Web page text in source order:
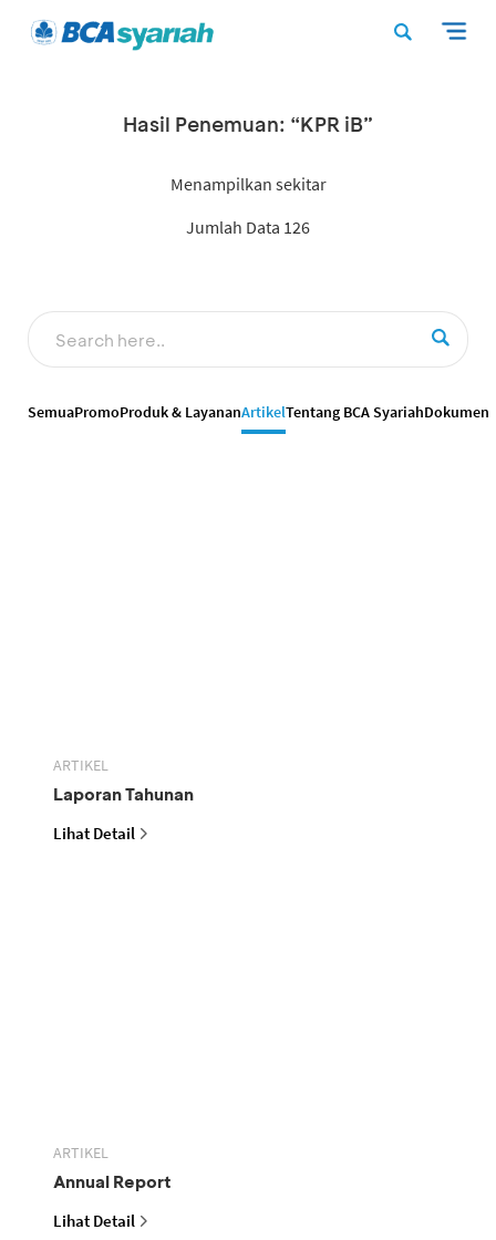
Hasil Penemuan: “KPR iB”
Menampilkan sekitar
Jumlah Data 126
SemuaPromoProduk & LayananArtikelTentang BCA SyariahDokumen
ARTIKEL
Laporan Tahunan
Lihat Detail
ARTIKEL
Annual Report
Lihat Detail